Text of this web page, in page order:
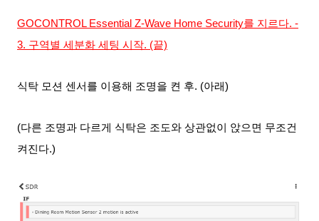
GOCONTROL Essential Z-Wave Home Security를 지르다. -
3. 구역별 세분화 세팅 시작. (끝)
식탁 모션 센서를 이용해 조명을 켠 후. (아래)
(다른 조명과 다르게 식탁은 조도와 상관없이 앉으면 무조건
켜진다.)